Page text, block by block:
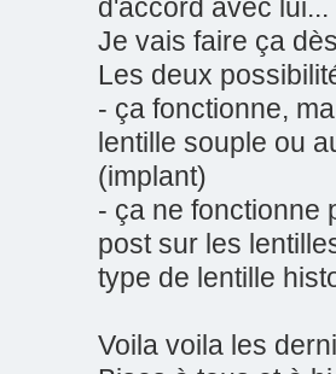
d'accord avec lui...
Je vais faire ça
Les deux
- ça fonctionne,
lentille souple ou
(implant)
- ça ne fonctionne
post sur les
type de lentille
Voila voila les